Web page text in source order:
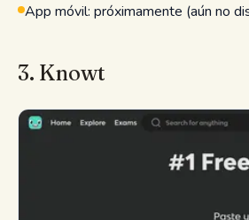
App móvil: próximamente (aún no
3. Knowt